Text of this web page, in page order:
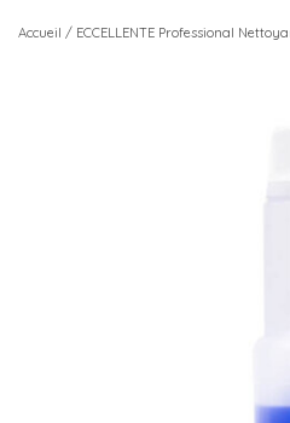
Accueil / ECCELLENTE Professional